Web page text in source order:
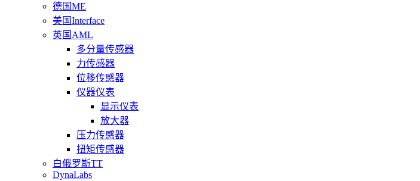
德国ME
美国Interface
英国AML
多分量传感器
力传感器
位移传感器
仪器仪表
显示仪表
放大器
压力传感器
扭矩传感器
白俄罗斯TT
DynaLabs